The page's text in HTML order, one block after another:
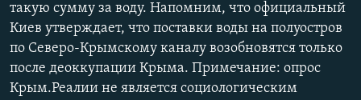
такую сумму за воду. Напомним, что официальный
Киев утверждает, что поставки воды на полуостров
по Северо-Крымскому каналу возобновятся только
после деоккупации Крыма. Примечание: опрос
Крым.Реалии не является социологическим